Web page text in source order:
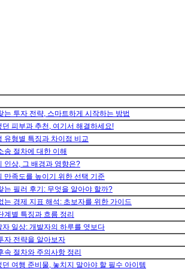
는 투자 전략, 스마트하게 시작하는 방법
던 피부과 추천, 여기서 해결하세요!
유형별 특징과 차이점 비교
송 절차에 대한 이해
인상, 그 배경과 영향은?
만족도를 높이기 위한 선택 기준
는 필러 후기: 무엇을 알아야 할까?
는 경제 지표 해석: 초보자를 위한 가이드
계별 특징과 흐름 정리
자 일상: 개발자의 하루를 엿보다
자 전략을 알아보자
속 절차와 주의사항 정리
던 여행 준비물, 놓치지 말아야 할 필수 아이템